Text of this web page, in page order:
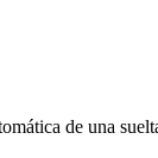
de una